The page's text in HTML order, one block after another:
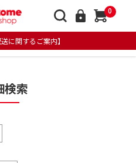
0
に関するご案内】
検索